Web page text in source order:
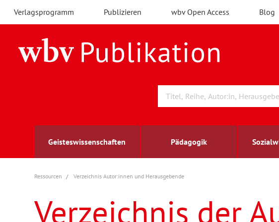
Verlagsprogramm Publizieren wbv Open Access Blog
Geisteswissenschaften Pädagogik
Archäologie
Berufs- und Wirtschaftspädagogik
Arbeitsmarktforschung
Außenwirtschaft
berufsbildung
Ressourcen Verzeichnis Autor:innen und Herausgebende
Verzeichnis der